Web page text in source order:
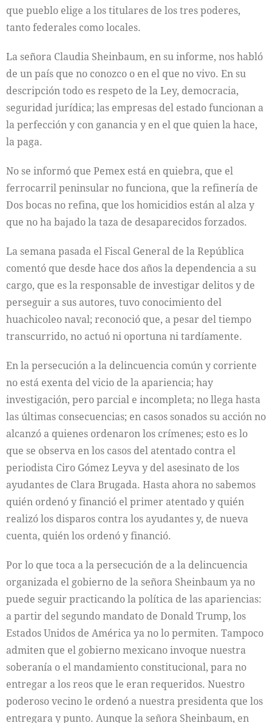
que pueblo elige a los titulares de los tres poderes,
tanto federales como locales.
La señora Claudia Sheinbaum, en su informe, nos habló
de un país que no conozco o en el que no vivo. En su
descripción todo es respeto de la Ley, democracia,
seguridad jurídica; las empresas del estado funcionan a
la perfección y con ganancia y en el que quien la hace,
la paga.
No se informó que Pemex está en quiebra, que el
ferrocarril peninsular no funciona, que la refinería de
Dos bocas no refina, que los homicidios están al alza y
que no ha bajado la taza de desaparecidos forzados.
La semana pasada el Fiscal General de la República
comentó que desde hace dos años la dependencia a su
cargo, que es la responsable de investigar delitos y de
perseguir a sus autores, tuvo conocimiento del
huachicoleo naval; reconoció que, a pesar del tiempo
transcurrido, no actuó ni oportuna ni tardíamente.
En la persecución a la delincuencia común y corriente
no está exenta del vicio de la apariencia; hay
investigación, pero parcial e incompleta; no llega hasta
las últimas consecuencias; en casos sonados su acción no
alcanzó a quienes ordenaron los crímenes; esto es lo
que se observa en los casos del atentado contra el
periodista Ciro Gómez Leyva y del asesinato de los
ayudantes de Clara Brugada. Hasta ahora no sabemos
quién ordenó y financió el primer atentado y quién
realizó los disparos contra los ayudantes y, de nueva
cuenta, quién los ordenó y financió.
Por lo que toca a la persecución de a la delincuencia
organizada el gobierno de la señora Sheinbaum ya no
puede seguir practicando la política de las apariencias:
a partir del segundo mandato de Donald Trump, los
Estados Unidos de América ya no lo permiten. Tampoco
admiten que el gobierno mexicano invoque nuestra
soberanía o el mandamiento constitucional, para no
entregar a los reos que le eran requeridos. Nuestro
poderoso vecino le ordenó a nuestra presidenta que los
entregara y punto. Aunque la señora Sheinbaum, en